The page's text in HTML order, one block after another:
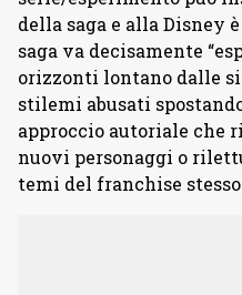
della saga e alla Disney
saga va decisamente
orizzonti lontano dalle
stilemi abusati
approccio autoriale che
nuovi personaggi o
temi del franchise